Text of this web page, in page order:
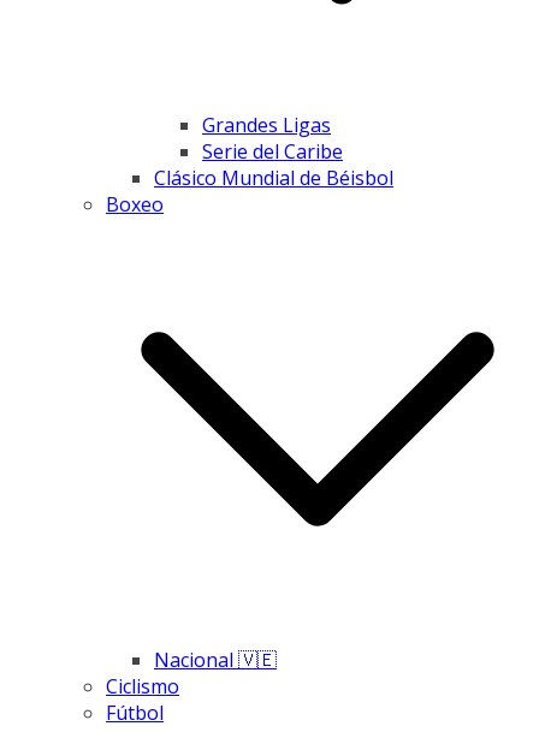
Grandes Ligas
Serie del Caribe
Clásico Mundial de Béisbol
Boxeo
Nacional 🇻🇪
Ciclismo
Fútbol